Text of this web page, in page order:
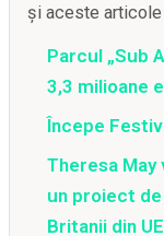
și aceste
Parcul „Sub
3,3 milioane
Începe
Theresa May
un proiect
Britanii din UE